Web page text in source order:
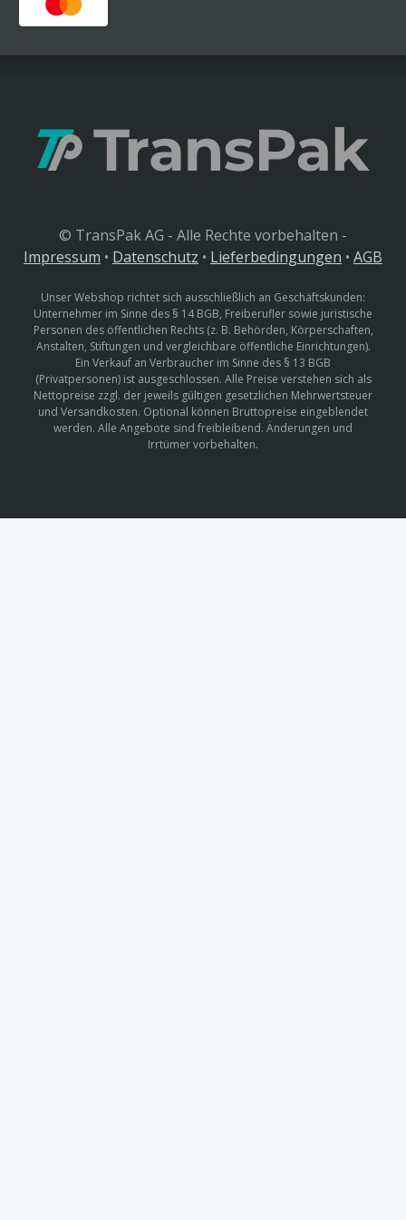
© TransPak AG - Alle Rechte vorbehalten -
Impressum • Datenschutz • Lieferbedingungen • AGB
Unser Webshop richtet sich ausschließlich an Geschäftskunden:
Unternehmer im Sinne des § 14 BGB, Freiberufler sowie juristische
Personen des öffentlichen Rechts (z. B. Behörden, Körperschaften,
Anstalten, Stiftungen und vergleichbare öffentliche Einrichtungen).
Ein Verkauf an Verbraucher im Sinne des § 13 BGB
(Privatpersonen) ist ausgeschlossen. Alle Preise verstehen sich als
Nettopreise zzgl. der jeweils gültigen gesetzlichen Mehrwertsteuer
und Versandkosten. Optional können Bruttopreise eingeblendet
werden. Alle Angebote sind freibleibend. Änderungen und
Irrtümer vorbehalten.